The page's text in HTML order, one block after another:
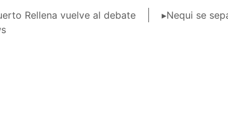
Rellena vuelve al debate
▸Nequi se